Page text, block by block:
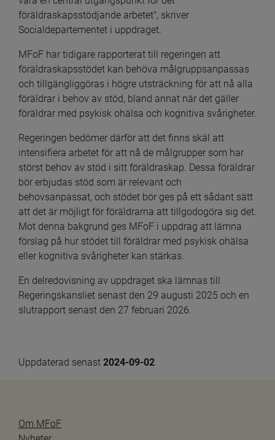
föräldraskapsstödjande arbetet", skriver
Socialdepartementet i uppdraget.
MFoF har tidigare rapporterat till regeringen att
föräldraskapsstödet kan behöva målgruppsanpassas
och tillgängliggöras i högre utsträckning för att nå alla
föräldrar i behov av stöd, bland annat när det gäller
föräldrar med psykisk ohälsa och kognitiva svårigheter.
Regeringen bedömer därför att det finns skäl att
intensifiera arbetet för att nå de målgrupper som har
störst behov av stöd i sitt föräldraskap. Dessa föräldrar
bör erbjudas stöd som är relevant och
behovsanpassat, och stödet bör ges på ett sådant sätt
att det är möjligt för föräldrarna att tillgodogöra sig det.
Mot denna bakgrund ges MFoF i uppdrag att lämna
förslag på hur stödet till föräldrar med psykisk ohälsa
eller kognitiva svårigheter kan stärkas.
En delredovisning av uppdraget ska lämnas till
Regeringskansliet senast den 29 augusti 2025 och en
slutrapport senast den 27 februari 2026.
Uppdaterad senast 2024-09-02
Om MFoF